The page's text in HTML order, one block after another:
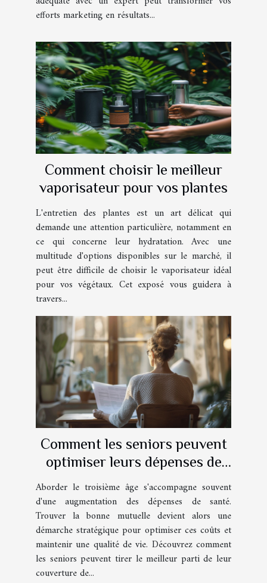
efforts marketing en résultats...
Comment choisir le meilleur
vaporisateur pour vos plantes
L'entretien des plantes est un art délicat qui
demande une attention particulière, notamment en
ce qui concerne leur hydratation. Avec une
multitude d'options disponibles sur le marché, il
peut être difficile de choisir le vaporisateur idéal
pour vos végétaux. Cet exposé vous guidera à
travers...
Comment les seniors peuvent
optimiser leurs dépenses de
santé avec une mutuelle
adaptée
Aborder le troisième âge s'accompagne souvent
d'une augmentation des dépenses de santé.
Trouver la bonne mutuelle devient alors une
démarche stratégique pour optimiser ces coûts et
maintenir une qualité de vie. Découvrez comment
les seniors peuvent tirer le meilleur parti de leur
couverture de...